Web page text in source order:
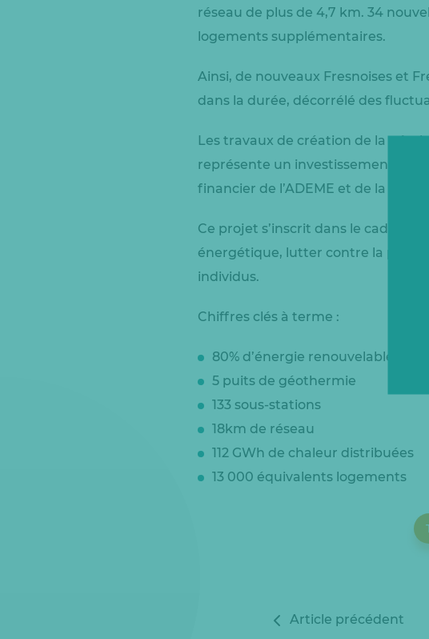
réseau de plus de 4,7 km. 34
logements supplémentaires.
Ainsi, de nouveaux Fresnoises et
dans la durée, décorrélé des
Les travaux de création de la
représente un investissement de
financier de l’ADEME et de la
Ce projet s’inscrit dans le cadre
énergétique, lutter contre la
individus.
Chiffres clés à terme :
80% d’énergie renouvelable
5 puits de géothermie
133 sous-stations
18km de réseau
112 GWh de chaleur distribuées
13 000 équivalents logements
Article précédent